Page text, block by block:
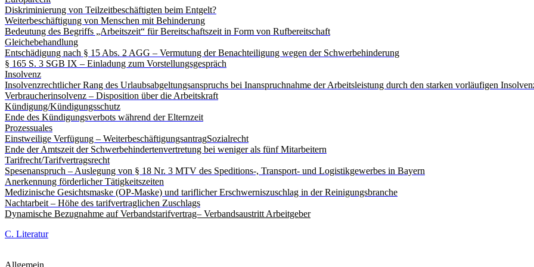
Diskriminierung von Teilzeitbeschäftigten beim Entgelt?
Weiterbeschäftigung von Menschen mit Behinderung
Bedeutung des Begriffs „Arbeitszeit“ für Bereitschaftszeit in Form von Rufbereitschaft
Gleichebehandlung
Entschädigung nach § 15 Abs. 2 AGG – Vermutung der Benachteiligung wegen der Schwerbehinderung
§ 165 S. 3 SGB IX – Einladung zum Vorstellungsgespräch
Insolvenz
Insolvenzrechtlicher Rang des Urlaubsabgeltungsanspruchs bei Inanspruchnahme der Arbeitsleistung durch den starken vorläufigen
Verbraucherinsolvenz – Disposition über die Arbeitskraft
Kündigung/Kündigungsschutz
Ende des Kündigungsverbots während der Elternzeit
Prozessuales
Einstweilige Verfügung – WeiterbeschäftigungsantragSozialrecht
Ende der Amtszeit der Schwerbehindertenvertretung bei weniger als fünf Mitarbeitern
Tarifrecht/Tarifvertragsrecht
Spesenanspruch – Auslegung von § 18 Nr. 3 MTV des Speditions-, Transport- und Logistikgewerbes in Bayern
Anerkennung förderlicher Tätigkeitszeiten
Medizinische Gesichtsmaske (OP-Maske) und tariflicher Erschwerniszuschlag in der Reinigungsbranche
Nachtarbeit – Höhe des tarifvertraglichen Zuschlags
Dynamische Bezugnahme auf Verbandstarifvertrag– Verbandsaustritt Arbeitgeber
C. Literatur
Allgemein